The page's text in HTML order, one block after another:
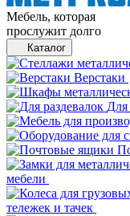
Мебель, которая
прослужит долго
Каталог
Верстаки
Для
мебели
тележек и тачек